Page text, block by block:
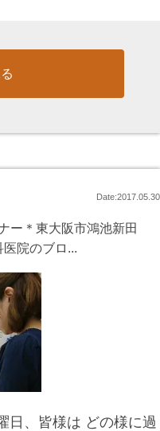
Date:2017.05.30
ー＊東大阪市鴻池新田
医院のブロ...
日、皆様は どの様に過